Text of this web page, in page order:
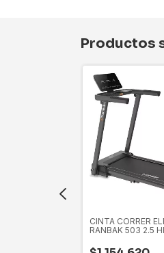
Productos
CINTA CORRER
RANBAK 503 2.5